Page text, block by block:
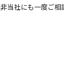
当社にも一度ご相